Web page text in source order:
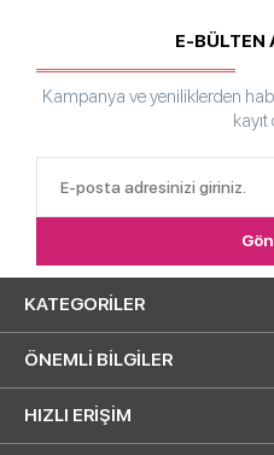
E-BÜLTEN
Kampanya ve yeniliklerden
kayıt
KATEGORILER
ÖNEMLI BILGILER
HIZLI ERIŞIM